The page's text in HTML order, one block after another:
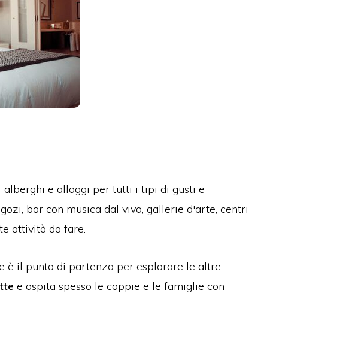
alberghi e alloggi per tutti i tipi di gusti e
bar con musica dal vivo, gallerie d'arte, centri
attività da fare.
è il punto di partenza per esplorare le altre
e ospita spesso le coppie e le famiglie con